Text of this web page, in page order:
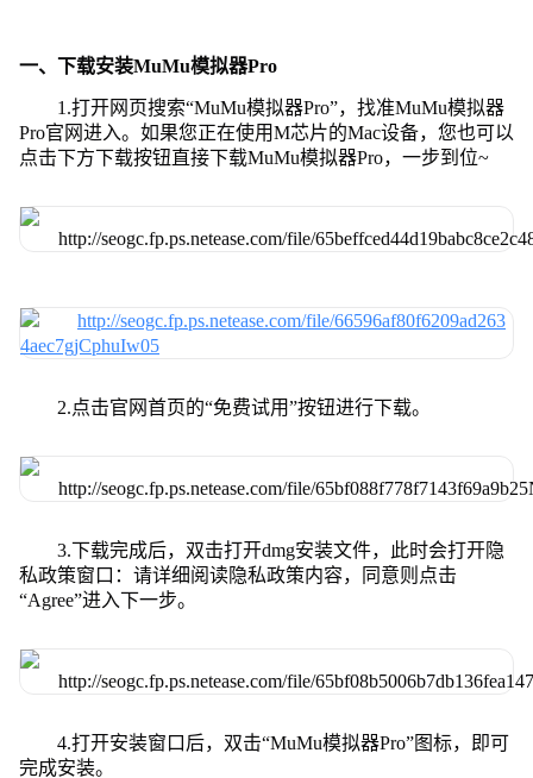
一、下载安装MuMu模拟器Pro
1.打开网页搜索“MuMu模拟器Pro”，找准MuMu模拟器
Pro官网进入。如果您正在使用M芯片的Mac设备，您也可以
点击下方下载按钮直接下载MuMu模拟器Pro，一步到位~
2.点击官网首页的“免费试用”按钮进行下载。
3.下载完成后，双击打开dmg安装文件，此时会打开隐
私政策窗口：请详细阅读隐私政策内容，同意则点击
“Agree”进入下一步。
4.打开安装窗口后，双击“MuMu模拟器Pro”图标，即可
完成安装。